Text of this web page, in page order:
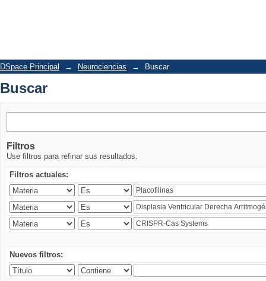
DSpace Principal → Neurociencias → Buscar
Buscar
Filtros
Use filtros para refinar sus resultados.
Filtros actuales:
Nuevos filtros: